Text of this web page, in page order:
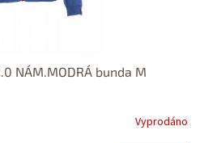
NÁM.MODRÁ bunda M
Vyprodáno